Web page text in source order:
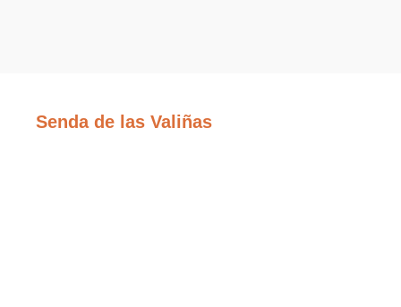
Senda de las Valiñas